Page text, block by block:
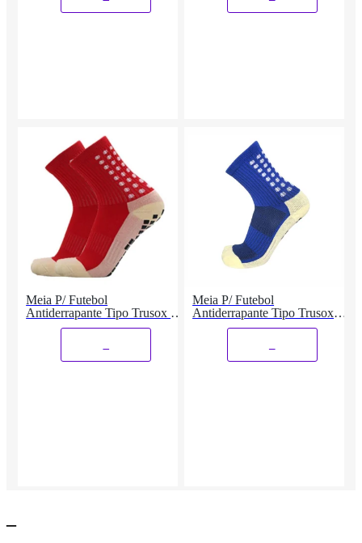
Meia P/ Futebol
Antiderrapante Tipo Trusox -
Anti Torção
Meia P/ Futebol
Antiderrapante Tipo Trusox
Anti Torção Azul